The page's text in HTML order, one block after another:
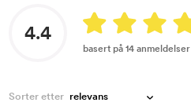
4.4
basert på 14 anmeldelser
Sorter etter